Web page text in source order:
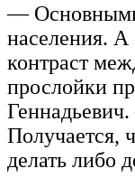
—
населения. А
контраст
прослойки
Получается,
делать либо